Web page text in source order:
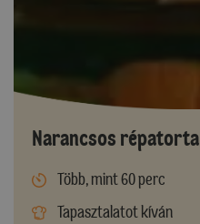
Narancsos répatorta
Több, mint 60 perc
Tapasztalatot kíván